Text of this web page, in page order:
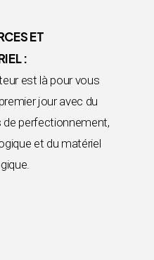
ET
:
est là pour vous
jour avec du
perfectionnement,
et du matériel